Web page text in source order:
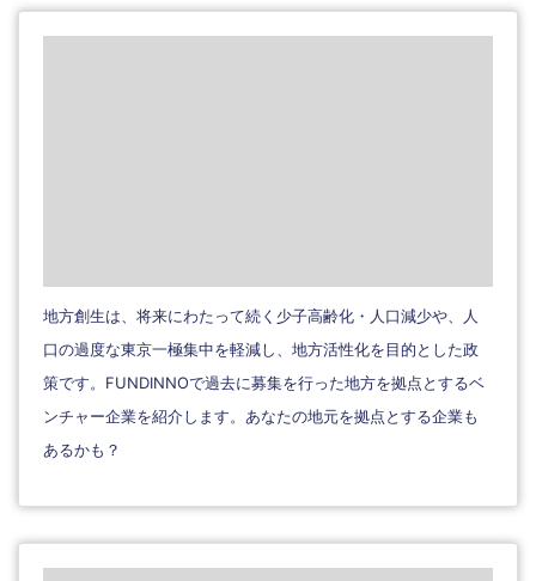
地方創生は、将来にわたって続く少子高齢化・人口減少や、人
口の過度な東京一極集中を軽減し、地方活性化を目的とした政
策です。FUNDINNOで過去に募集を行った地方を拠点とするベ
ンチャー企業を紹介します。あなたの地元を拠点とする企業も
あるかも？